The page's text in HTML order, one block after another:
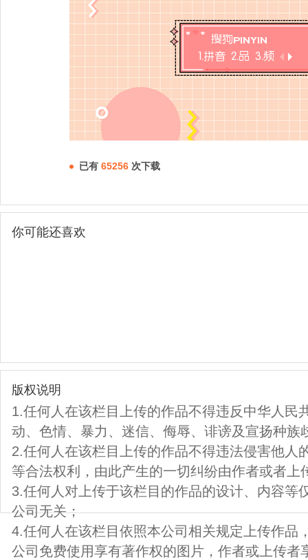
已有 65256 次下载
你可能还喜欢
版权说明
1.任何人在该栏目上传的作品不得违反中华人民
动、色情、暴力、迷信、侮辱、诽谤及宣扬种族
2.任何人在该栏目上传的作品不得违法侵害他人
等合法权利，由此产生的一切纠纷由作者或者上
3.任何人对上传于该栏目的作品的设计、内容等
公司无关；
4.任何人在该栏目依照本公司相关规定上传作品
公司免费使用享有著作权的图片，作者或上传者